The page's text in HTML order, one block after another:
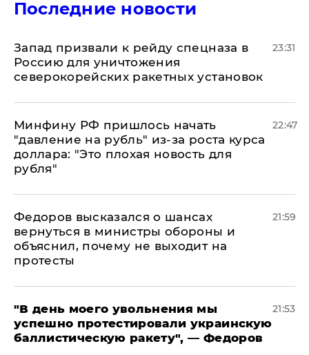
Последние новости
Запад призвали к рейду спецназа в
Россию для уничтожения
северокорейских ракетных установок
23:31
Минфину РФ пришлось начать
"давление на рубль" из-за роста курса
доллара: "Это плохая новость для
рубля"
22:47
Федоров высказался о шансах
вернуться в министры обороны и
объяснил, почему не выходит на
протесты
21:59
​"В день моего увольнения мы
успешно протестировали украинскую
баллистическую ракету", — Федоров
21:53